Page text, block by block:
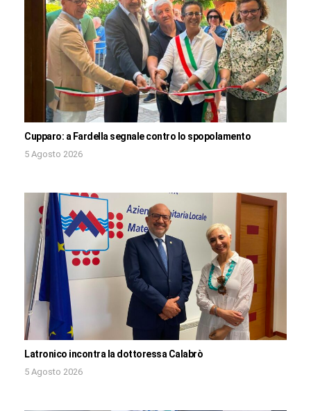
Cupparo: a Fardella segnale contro lo spopolamento
5 Agosto 2026
Latronico incontra la dottoressa Calabrò
5 Agosto 2026